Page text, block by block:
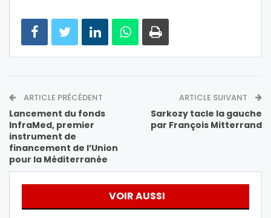
ARTICLE PRÉCÉDENT
Lancement du fonds
InfraMed, premier
instrument de
financement de l’Union
pour la Méditerranée
ARTICLE SUIVANT
Sarkozy tacle la gauche
par François Mitterrand
VOIR AUSSI